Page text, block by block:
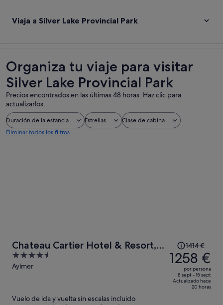
Viaja a Silver Lake Provincial Park
Organiza tu viaje para visitar
Silver Lake Provincial Park
Precios encontrados en las últimas 48 horas. Haz clic para
actualizarlos.
Duración de la estancia Estrellas
Clase de cabina
Eliminar todos los filtros
Chateau Cartier Hotel & Resort,
an Ascend Collection Resort
4.5
out
Aylmer
precio
era
de
1414 €,
1414 €
1258 €
por persona
8 sept - 15 sept
Actualizado hace
20 horas
Vuelo de ida y vuelta sin escalas incluido